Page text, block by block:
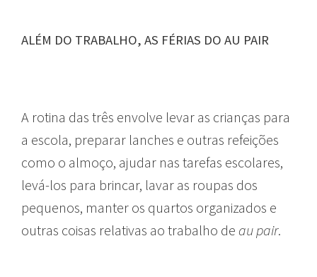
ALÉM DO TRABALHO, AS FÉRIAS DO AU PAIR
A rotina das três envolve levar as crianças para
a escola, preparar lanches e outras refeições
como o almoço, ajudar nas tarefas escolares,
levá-los para brincar, lavar as roupas dos
pequenos, manter os quartos organizados e
outras coisas relativas ao trabalho de au pair.